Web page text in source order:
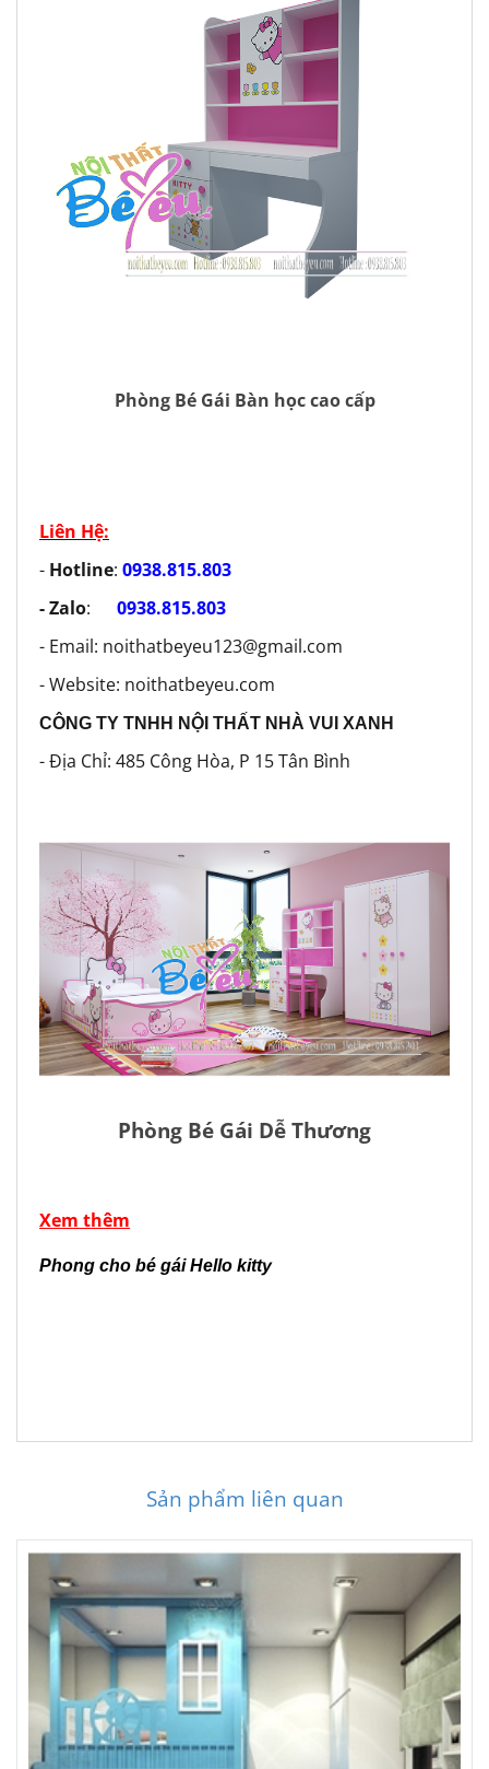
Phòng Bé Gái Bàn học cao cấp
Liên Hệ:
- Hotline: 0938.815.803
- Zalo: 0938.815.803
- Email: noithatbeyeu123@gmail.com
- Website: noithatbeyeu.com
CÔNG TY TNHH NỘI THẤT NHÀ VUI XANH
- Địa Chỉ: 485 Công Hòa, P 15 Tân Bình
Phòng Bé Gái Dễ Thương
Xem thêm
Phong cho bé gái Hello kitty
Sản phẩm liên quan